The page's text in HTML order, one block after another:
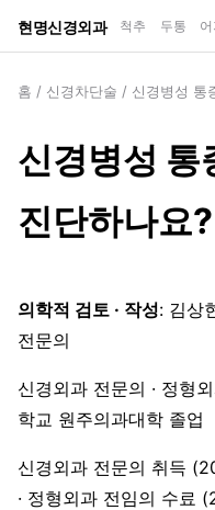
현명신경외과 척추 두통
홈 / 신경차단술 / 신경병성 통
신경병성 통
진단하나요?
의학적 검토 · 작성: 김상
전문의
신경외과 전문의 · 정형
학교 원주의과대학 졸업
신경외과 전문의 취득
· 정형외과 전임의 수료